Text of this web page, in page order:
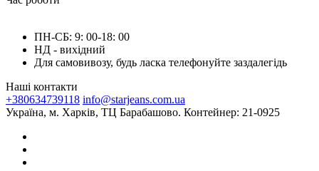
ПН-СБ: 9: 00-18: 00
НД - вихідний
Для самовивозу, будь ласка телефонуйте заздалегідь
Наші контакти
+380634739118 info@starjeans.com.ua
Україна, м. Харків, ТЦ Барабашово. Контейнер: 21-0925